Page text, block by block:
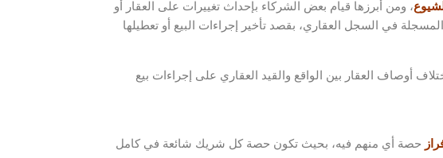
، ومن أبرزها قيام بعض الشركاء بإحداث تغييرات على العقار أو
في السجل العقاري، بقصد تأخير إجراءات البيع أو تعطيلها
أوصاف العقار بين الواقع والقيد العقاري على إجراءات بيع
حصة أي منهم فيه، بحيث تكون حصة كل شريك شائعة في كامل